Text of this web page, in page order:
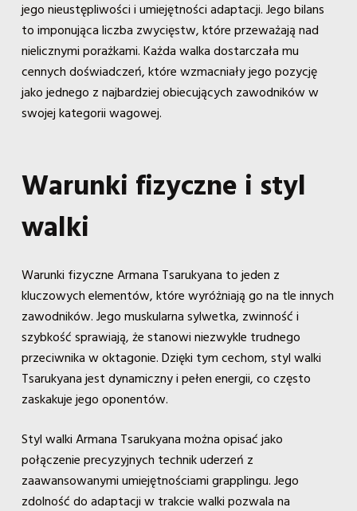
jego nieustępliwości i umiejętności adaptacji. Jego bilans
to imponująca liczba zwycięstw, które przeważają nad
nielicznymi porażkami. Każda walka dostarczała mu
cennych doświadczeń, które wzmacniały jego pozycję
jako jednego z najbardziej obiecujących zawodników w
swojej kategorii wagowej.
Warunki fizyczne i styl
walki
Warunki fizyczne Armana Tsarukyana to jeden z
kluczowych elementów, które wyróżniają go na tle innych
zawodników. Jego muskularna sylwetka, zwinność i
szybkość sprawiają, że stanowi niezwykle trudnego
przeciwnika w oktagonie. Dzięki tym cechom, styl walki
Tsarukyana jest dynamiczny i pełen energii, co często
zaskakuje jego oponentów.
Styl walki Armana Tsarukyana można opisać jako
połączenie precyzyjnych technik uderzeń z
zaawansowanymi umiejętnościami grapplingu. Jego
zdolność do adaptacji w trakcie walki pozwala na